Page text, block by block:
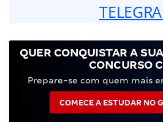
QUER CONQUISTAR A
CONCURSO
Prepare-se com quem mais
COMECE A ESTUDAR NO